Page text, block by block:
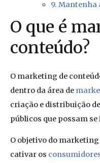
9. Mantenha
O que é
conteúdo?
O marketing de
dentro da área de
criação e distribuição
públicos que possam
O objetivo do
cativar os